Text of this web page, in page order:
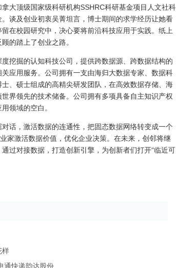
大顶级国家级科研机构SSHRC科研基金项目人文社科
谈及创业初衷吴菁坦言，博士期间的求学经历让她看
在校园研究中，决心要将前沿科技应用于实践。纸上
的踏上了创业之路。
挖掘的认知科技公司，提供跨数据源、跨数据结构的
应用服务。公司拥有一支由海归大数据专家、数据科
、硕士组成的高精尖研发团队，在高效数据存储、海
界领先的技术储备。公司拥有多项具备自主知识产权
领域的空白。
话，激活数据的连通性，把固态数据网络转变成一个
家激活数据价值，优化企业决策。在未来，创邻将继
过对接数据，打造创新引擎，为创新者们打开“临近可
样
通快递韵达股份